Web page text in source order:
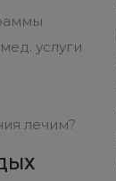
услуги
лечим?